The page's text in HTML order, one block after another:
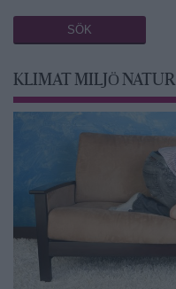
KLIMAT MILJÖ NATUR